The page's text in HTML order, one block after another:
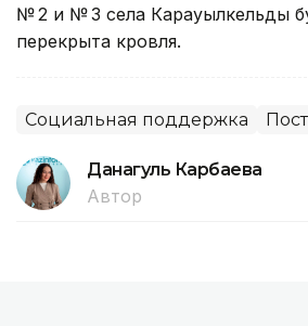
№ 2 и № 3 села Карауылкельды
перекрыта кровля.
Социальная поддержка
Данагуль Карбаева
Автор